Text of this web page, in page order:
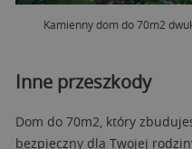
Kamienny dom do 70m2
Inne przeszkody
Dom do 70m2, który
bezpieczny dla Twojej